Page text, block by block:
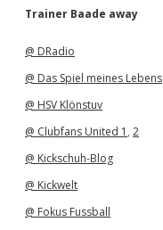
h
Trainer Baade away
@ DRadio
@ Das Spiel meines Lebens
@ HSV Klönstuv
@ Clubfans United 1 , 2
@ Kickschuh-Blog
@ Kickwelt
@ Fokus Fussball